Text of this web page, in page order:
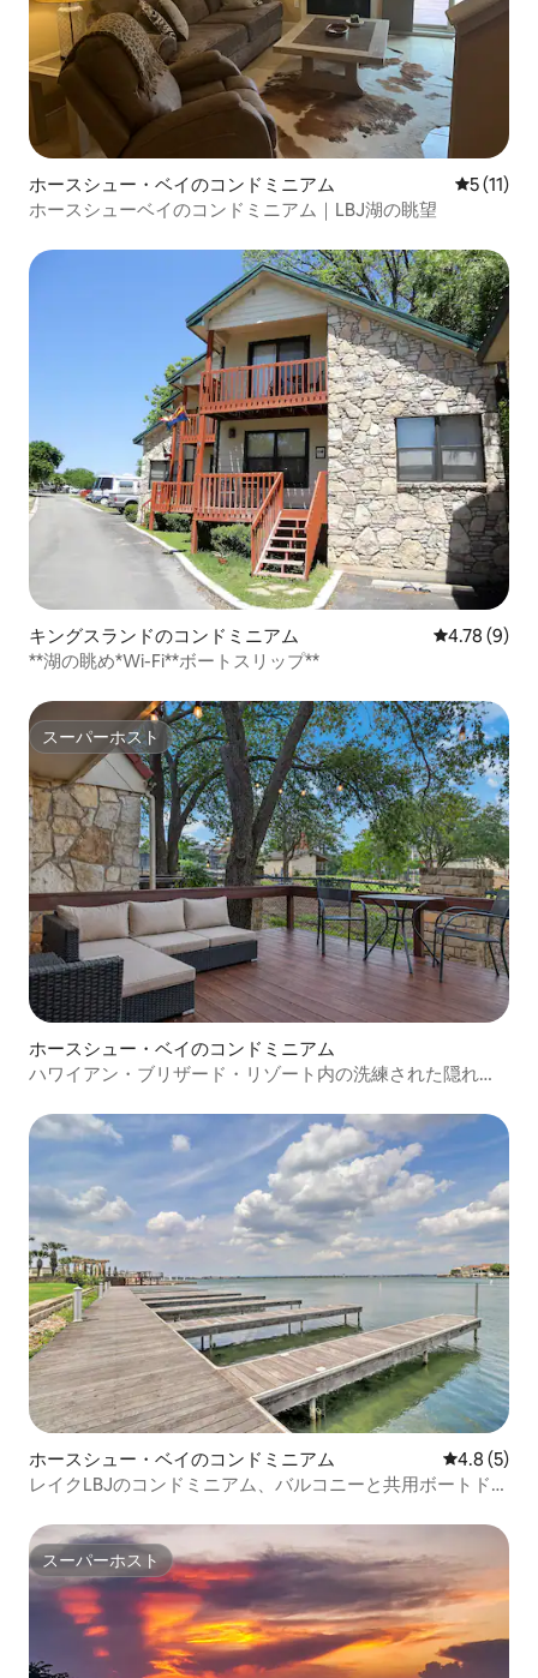
ホースシュー・ベイのコンドミニアム レビュー
5 (11)
ホースシューベイのコンドミニアム｜LBJ湖の眺望
キングスランドのコンドミニアム レビュー9
4.78 (9)
**湖の眺め*Wi-Fi**ボートスリップ**
スーパーホスト
スーパーホスト
ホースシュー・ベイのコンドミニアム
ハワイアン・ブリザード・リゾート内の洗練された隠れ家
ホースシュー・ベイのコンドミニアム レビュー5
4.8 (5)
レイクLBJのコンドミニアム、バルコニーと共用ボートドッ
スーパーホスト
スーパーホスト